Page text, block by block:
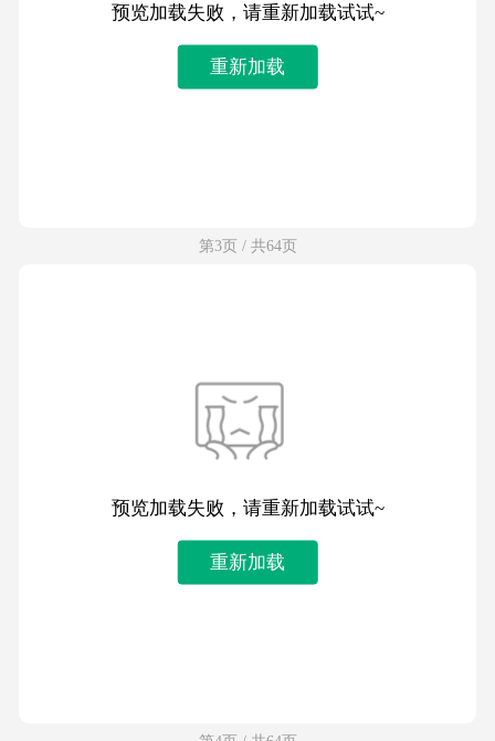
预览加载失败，请重新加载试试~
重新加载
第3页 / 共64页
预览加载失败，请重新加载试试~
重新加载